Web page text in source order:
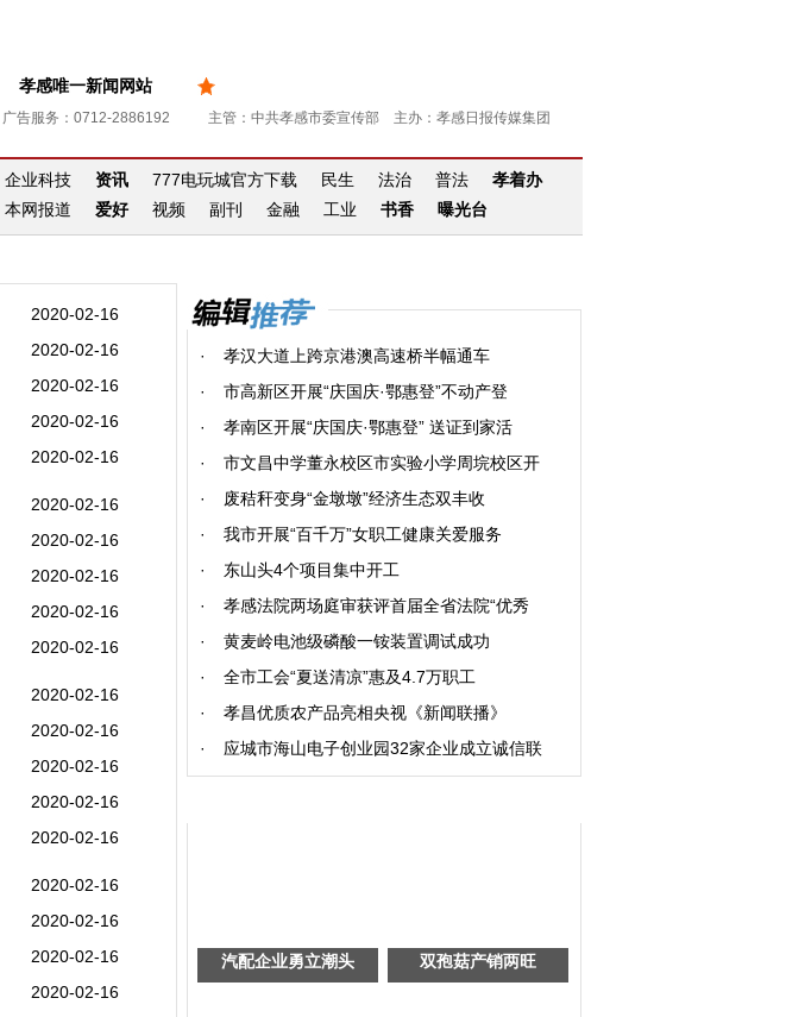
孝感唯一新闻网站
广告服务：0712-2886192 主管：中共孝感市委宣传部 主办：孝感日报传媒集团
企业科技 资讯 777电玩城官方下载 民生 法治 普法
孝着办
本网报道 爱好 视频 副刊 金融 工业 书香 曝光台
2020-02-16
2020-02-16
2020-02-16
2020-02-16
2020-02-16
2020-02-16
2020-02-16
2020-02-16
2020-02-16
2020-02-16
2020-02-16
2020-02-16
2020-02-16
2020-02-16
2020-02-16
2020-02-16
2020-02-16
2020-02-16
2020-02-16
·
孝汉大道上跨京港澳高速桥半幅通车
·
市高新区开展“庆国庆·鄂惠登”不动产登
·
孝南区开展“庆国庆·鄂惠登” 送证到家活
·
市文昌中学董永校区市实验小学周垸校区开
·
废秸秆变身“金墩墩”经济生态双丰收
·
我市开展“百千万”女职工健康关爱服务
·
东山头4个项目集中开工
·
孝感法院两场庭审获评首届全省法院“优秀
·
黄麦岭电池级磷酸一铵装置调试成功
·
全市工会“夏送清凉”惠及4.7万职工
·
孝昌优质农产品亮相央视《新闻联播》
·
应城市海山电子创业园32家企业成立诚信联
汽配企业勇立潮头 双孢菇产销两旺